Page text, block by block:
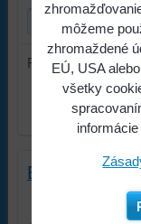
Radiť podľa:
Batérie
môžeme
zhromaždené
EÚ, USA
všetky